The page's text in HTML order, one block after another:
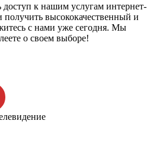
к нашим услугам интернет-
получить высококачественный и
с нами уже сегодня. Мы
о своем выборе!